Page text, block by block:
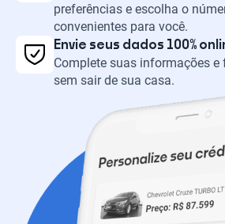
preferências e escolha o
convenientes para você.
Envie seus dados 100%
Complete suas informações
sem sair de sua casa.